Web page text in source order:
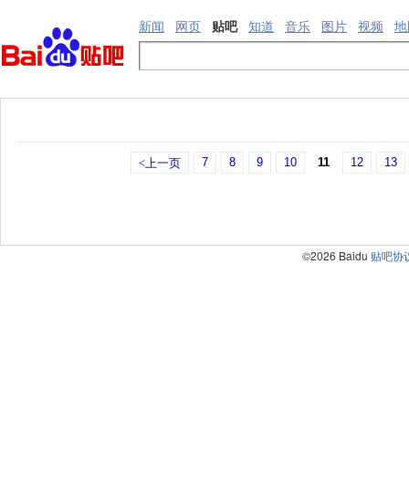
新闻 网页 贴吧 知道 音乐 图片 视频
<上一页 7 8 9 10 11 12 13
©2026 Baidu 贴吧协